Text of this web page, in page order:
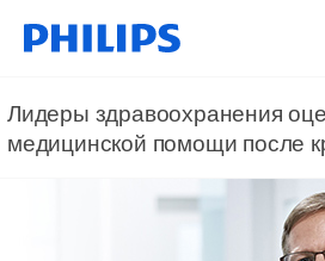
Лидеры здравоохранения
медицинской помощи после